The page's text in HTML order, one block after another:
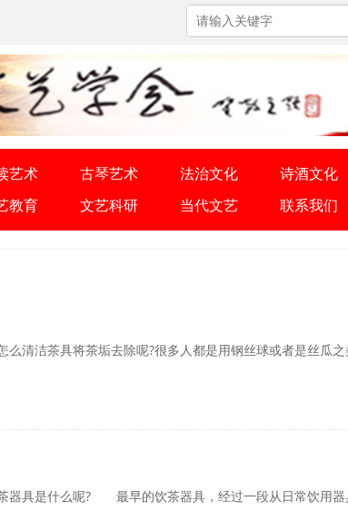
艺术 古琴艺术 法治文化 诗酒文化
教育 文艺科研 当代文艺 联系我们
清洁茶具将茶垢去除呢?很多人都是用钢丝球或者是丝瓜之
具是什么呢? 最早的饮茶器具，经过一段从日常饮用器